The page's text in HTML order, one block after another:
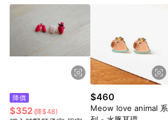
降價
$352 (降$48)
$460
Meow love animal 系